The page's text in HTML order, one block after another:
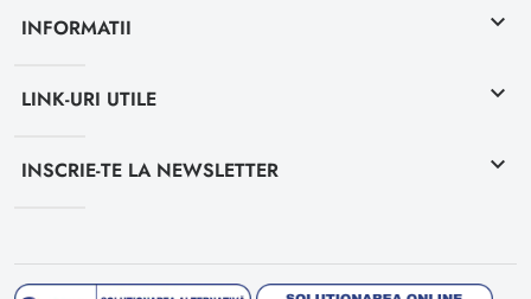
INFORMATII keyboard_arrow_down
LINK-URI UTILE keyboard_arrow_down
INSCRIE-TE LA NEWSLETTER keyboard_arrow_down